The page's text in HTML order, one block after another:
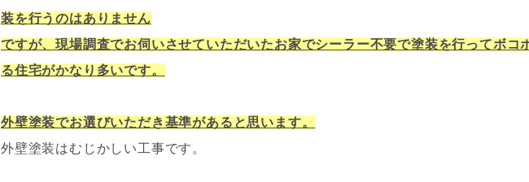
装を行うのはありません
ですが、現場調査でお伺いさせていただいたお家でシーラー不要で塗装を行ってボコ
る住宅がかなり多いです。
外壁塗装でお選びいただき基準があると思います。
外壁塗装はむじかしい工事です。